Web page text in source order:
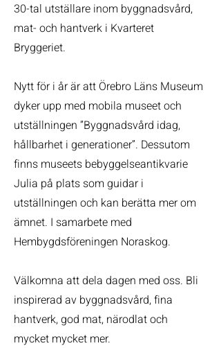
30-tal utställare inom byggnadsvård,
mat- och hantverk i Kvarteret
Bryggeriet.
Nytt för i år är att Örebro Läns Museum
dyker upp med mobila museet och
utställningen ”Byggnadsvård idag,
hållbarhet i generationer”. Dessutom
finns museets bebyggelseantikvarie
Julia på plats som guidar i
utställningen och kan berätta mer om
ämnet. I samarbete med
Hembygdsföreningen Noraskog.
Välkomna att dela dagen med oss. Bli
inspirerad av byggnadsvård, fina
hantverk, god mat, närodlat och
mycket mycket mer.